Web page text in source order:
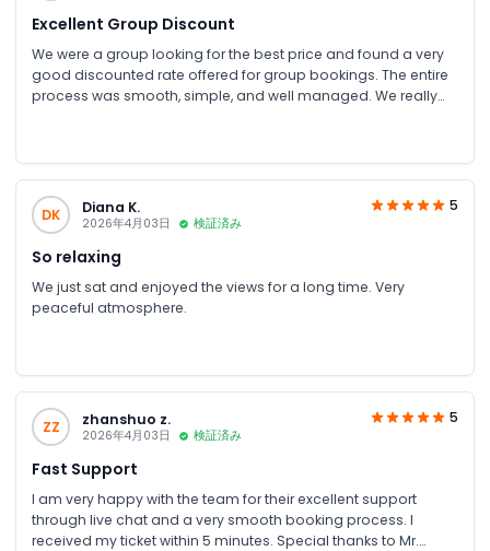
Excellent Group Discount
We were a group looking for the best price and found a very
good discounted rate offered for group bookings. The entire
process was smooth, simple, and well managed. We really
DK Diana K.
2026年4月03日 検証済み
5
So relaxing
We just sat and enjoyed the views for a long time. Very
peaceful atmosphere.
ZZ zhanshuo z.
2026年4月03日 検証済み
5
Fast Support
I am very happy with the team for their excellent support
through live chat and a very smooth booking process. I
received my ticket within 5 minutes. Special thanks to Mr.